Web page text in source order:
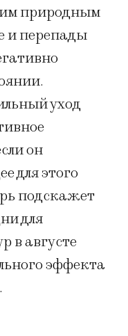
природным
и перепады
уход
он
для этого
подскажет
для
в августе
эффекта